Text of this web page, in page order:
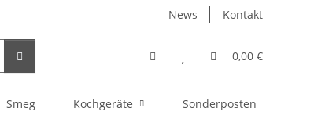
News Kontakt
0,00 €
Smeg Kochgeräte Sonderposten